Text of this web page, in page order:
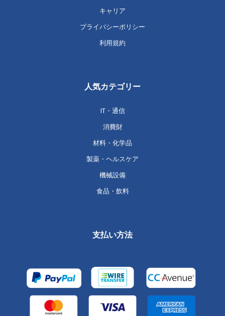
キャリア
プライバシーポリシー
利用規約
人気カテゴリー
IT・通信
消費財
材料・化学品
製薬・ヘルスケア
機械設備
食品・飲料
支払い方法